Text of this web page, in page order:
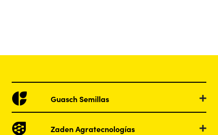
Guasch Semillas
Zaden Agratecnologías